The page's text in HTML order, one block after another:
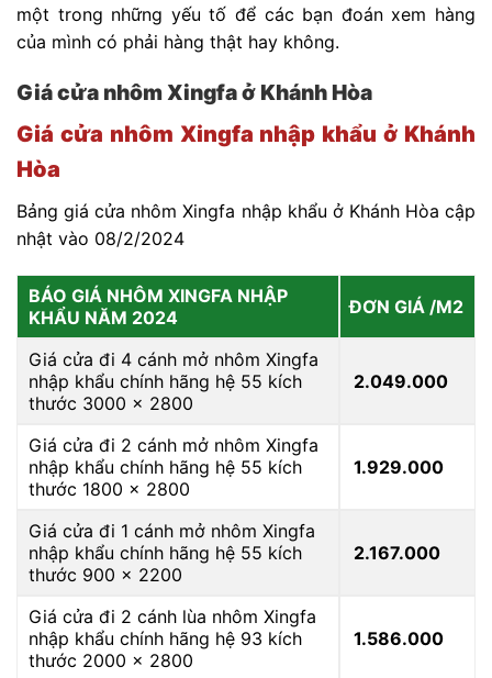
một trong những yếu tố để các bạn đoán xem hàng
của mình có phải hàng thật hay không.
Giá cửa nhôm Xingfa ở Khánh Hòa
Giá cửa nhôm Xingfa nhập khẩu ở Khánh
Hòa
Bảng giá cửa nhôm Xingfa nhập khẩu ở Khánh Hòa cập
nhật vào 08/2/2024
BÁO GIÁ NHÔM XINGFA NHẬP
KHẨU NĂM 2024
ĐƠN GIÁ /M2
Giá cửa đi 4 cánh mở nhôm Xingfa
nhập khẩu chính hãng hệ 55 kích
thước 3000 x 2800
2.049.000
Giá cửa đi 2 cánh mở nhôm Xingfa
nhập khẩu chính hãng hệ 55 kích
thước 1800 x 2800
1.929.000
Giá cửa đi 1 cánh mở nhôm Xingfa
nhập khẩu chính hãng hệ 55 kích
thước 900 x 2200
2.167.000
Giá cửa đi 2 cánh lùa nhôm Xingfa
nhập khẩu chính hãng hệ 93 kích
thước 2000 x 2800
1.586.000